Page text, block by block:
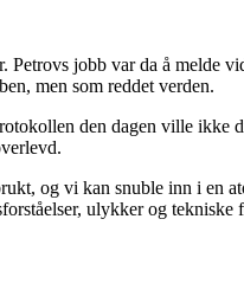
jobb var da å melde
men som reddet verden.
den dagen ville
og vi kan snuble inn i en
ulykker og tekniske